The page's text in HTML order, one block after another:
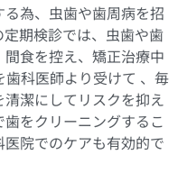
為、虫歯や歯周病を招
期検診では、虫歯や歯
食を控え、矯正治療中
科医師より受けて 、毎
潔にしてリスクを抑え
をクリーニングするこ
院でのケアも有効的で